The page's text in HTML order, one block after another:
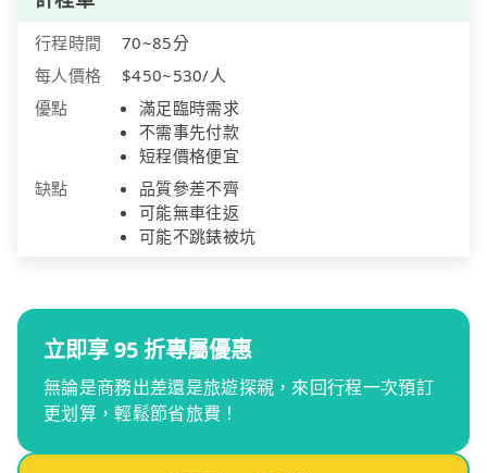
行程時間
70~85分
每人價格
$450~530/人
優點
滿足臨時需求
不需事先付款
短程價格便宜
缺點
品質參差不齊
可能無車往返
可能不跳錶被坑
立即享 95 折專屬優惠
無論是商務出差還是旅遊探親，來回行程一次預訂
更划算，輕鬆節省旅費！